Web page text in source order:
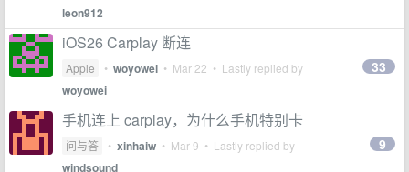
leon912
iOS26 Carplay 断连
Apple • woyowei • Mar 22 • Lastly replied by
woyowei
33
手机连上 carplay，为什么手机特别卡
问与答 • xinhaiw • Mar 9 • Lastly replied by
windsound
9